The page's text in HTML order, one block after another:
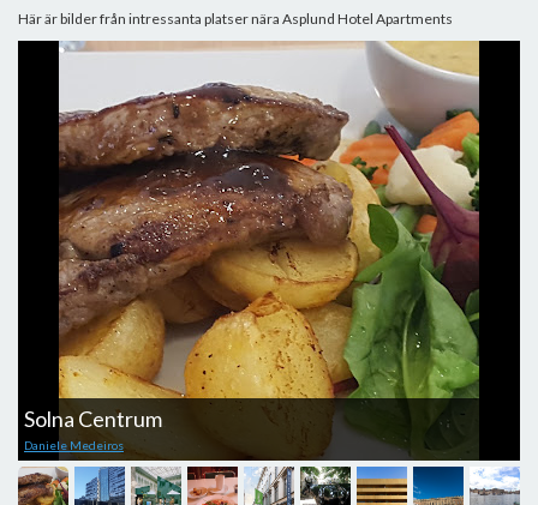
Här är bilder från intressanta platser nära Asplund Hotel Apartments
Solna Centrum
Daniele Medeiros